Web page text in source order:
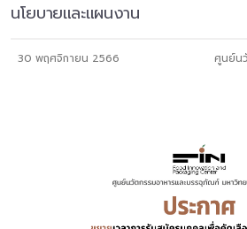
นโยบายและแผนงาน
30 พฤศจิกายน 2566 ศูนย์น